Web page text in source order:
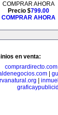
COMPRAR AHORA
Precio $799.00
COMPRAR AHORA
en venta:
comprardirecto.com
|